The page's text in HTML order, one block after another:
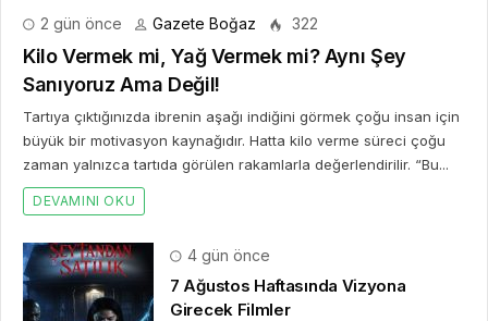
2 gün önce Gazete Boğaz 322
Kilo Vermek mi, Yağ Vermek mi? Aynı Şey
Sanıyoruz Ama Değil!
Tartıya çıktığınızda ibrenin aşağı indiğini görmek çoğu insan için
büyük bir motivasyon kaynağıdır. Hatta kilo verme süreci çoğu
zaman yalnızca tartıda görülen rakamlarla değerlendirilir. “Bu...
DEVAMINI OKU
4 gün önce
7 Ağustos Haftasında Vizyona
Girecek Filmler